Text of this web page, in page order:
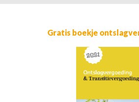
Gratis boekje